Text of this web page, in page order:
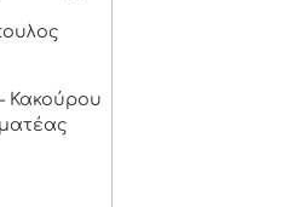
Κακούρου